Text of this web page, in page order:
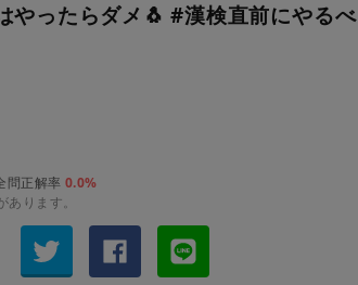
やったらダメ🐧 #漢検直前にやる
問正解率 0.0%
ります。